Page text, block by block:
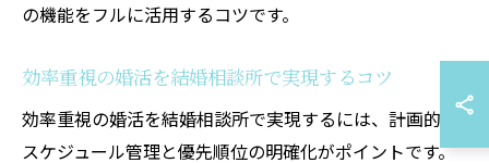
の機能をフルに活用するコツです。
効率重視の婚活を結婚相談所で実現するコツ
効率重視の婚活を結婚相談所で実現するには、計画的な
スケジュール管理と優先順位の明確化がポイントです。